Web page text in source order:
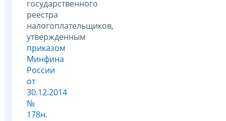
государственного
реестра
налогоплательщиков,
утвержденным
приказом
Минфина
России
от
30.12.2014
№
178н.